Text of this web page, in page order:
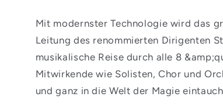
Mit modernster Technologie wird das
Leitung des renommierten Dirigenten
musikalische Reise durch alle 8
Mitwirkende wie Solisten, Chor und
und ganz in die Welt der Magie